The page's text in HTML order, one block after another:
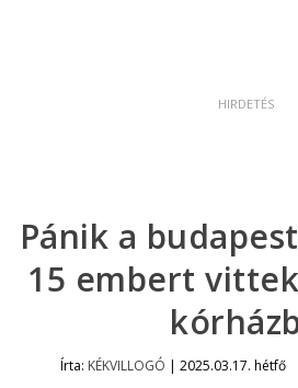
Pánik a
15 embert
Írta: KÉKVILLOGÓ | 2025.03.17. hétfő